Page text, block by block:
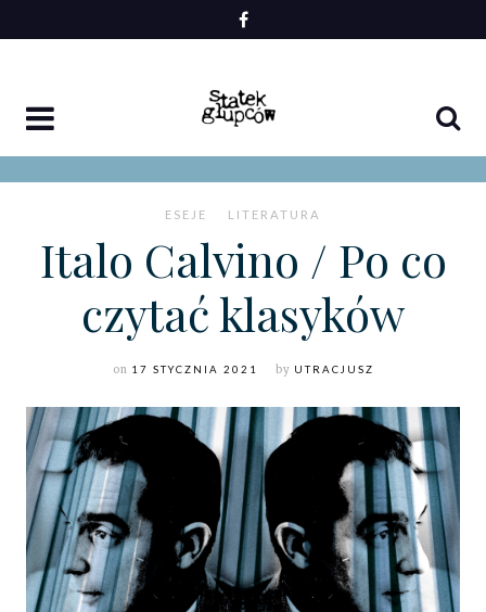
to
ESEJE LITERATURA
Italo Calvino / Po co
czytać klasyków
on 17 STYCZNIA 2021 by UTRACJUSZ